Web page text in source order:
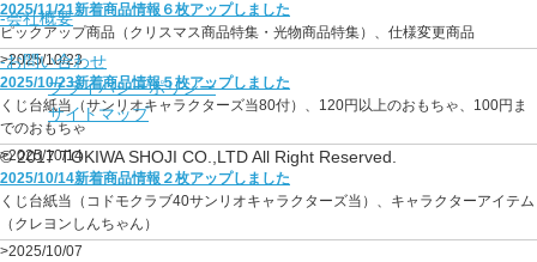
2025/11/21新着商品情報６枚アップしました
ピックアップ商品（クリスマス商品特集・光物商品特集）、仕様変更商品
>2025/10/23
2025/10/23新着商品情報５枚アップしました
くじ台紙当（サンリオキャラクターズ当80付）、120円以上のおもちゃ、100円ま
でのおもちゃ
>2025/10/14
2025/10/14新着商品情報２枚アップしました
くじ台紙当（コドモクラブ40サンリオキャラクターズ当）、キャラクターアイテム
（クレヨンしんちゃん）
>2025/10/07
-会社概要
-お問い合わせ
プライバシーポリシー
サイトマップ
© 2017 TOKIWA SHOJI CO.,LTD All Right Reserved.